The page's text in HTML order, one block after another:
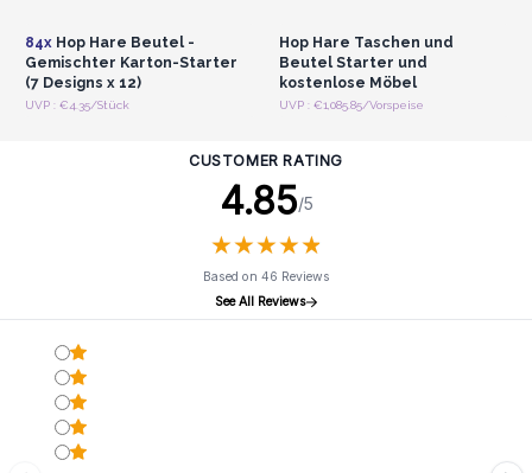
84xHop Hare Beutel -
Gemischter Karton-Starter
(7 Designs x 12)
UVP : €4.35/Stück
Hop Hare Taschen und
Beutel Starter und
kostenlose Möbel
UVP : €1,085.85/Vorspeise
CUSTOMER RATING
4.85/5
★★★★★
★★★★★
Based on 46 Reviews
See All Reviews